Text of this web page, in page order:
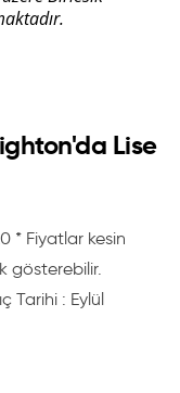
Lise
* Fiyatlar kesin
gösterebilir.
Tarihi : Eylül